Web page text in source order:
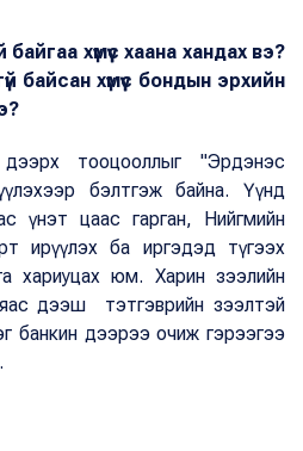
хүмүүс хаана хандах вэ?
байсан хүмүүс бондын эрхийн
дээрх тооцооллыг "Эрдэнэс
бэлтгэж байна. Үүнд
үнэт цаас гарган, Нийгмийн
ирүүлэх ба иргэдэд түгээх
хариуцах юм. Харин зээлийн
дээш тэтгэврийн зээлтэй
банкин дээрээ очиж гэрээгээ